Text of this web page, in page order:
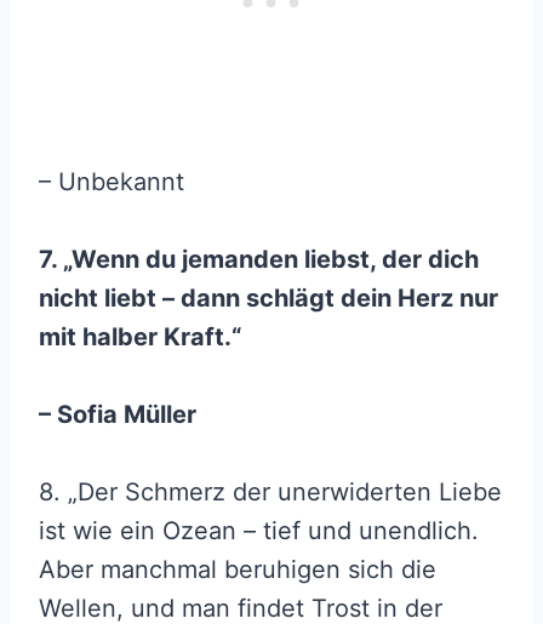
– Unbekannt
7. „Wenn du jemanden liebst, der dich
nicht liebt – dann schlägt dein Herz nur
mit halber Kraft.“
– Sofia Müller
8. „Der Schmerz der unerwiderten Liebe
ist wie ein Ozean – tief und unendlich.
Aber manchmal beruhigen sich die
Wellen, und man findet Trost in der